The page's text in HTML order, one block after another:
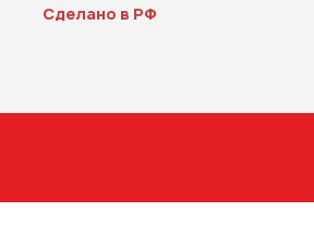
Сделано в РФ